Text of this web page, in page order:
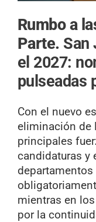
Rumbo a
Parte. San
el 2027:
pulseadas
Con el nuevo
eliminación de
principales
candidaturas y
mientras en
por la